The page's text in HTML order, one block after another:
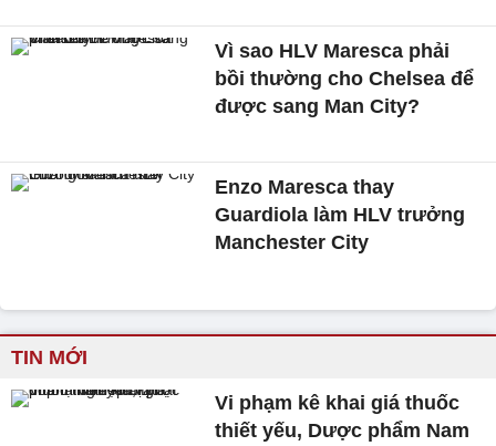
Vì sao HLV Maresca phải
bồi thường cho Chelsea để
được sang Man City?
Enzo Maresca thay
Guardiola làm HLV trưởng
Manchester City
TIN MỚI
Vi phạm kê khai giá thuốc
thiết yếu, Dược phẩm Nam